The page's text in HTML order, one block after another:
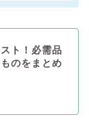
ト！必需品
のをまとめ